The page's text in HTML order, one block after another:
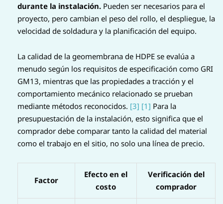
durante la instalación. Pueden ser necesarios para el
proyecto, pero cambian el peso del rollo, el despliegue, la
velocidad de soldadura y la planificación del equipo.
La calidad de la geomembrana de HDPE se evalúa a
menudo según los requisitos de especificación como GRI
GM13, mientras que las propiedades a tracción y el
comportamiento mecánico relacionado se prueban
mediante métodos reconocidos. [3] [1] Para la
presupuestación de la instalación, esto significa que el
comprador debe comparar tanto la calidad del material
como el trabajo en el sitio, no solo una línea de precio.
Factor
Efecto en el
costo
Verificación del
comprador